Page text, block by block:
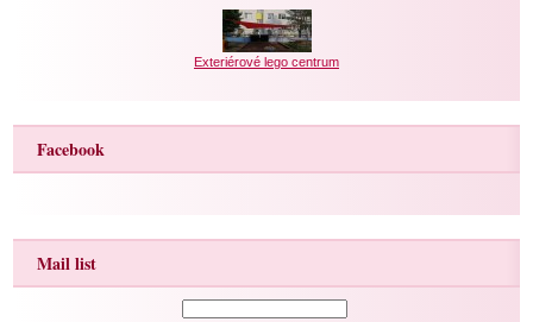
Exteriérové lego centrum
Facebook
Mail list